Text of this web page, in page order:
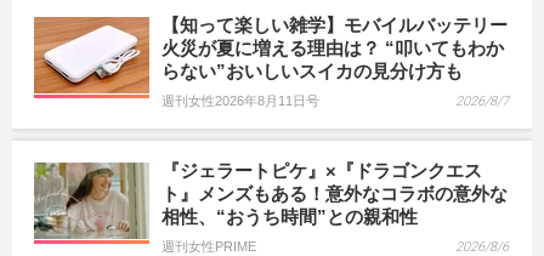
【知って楽しい雑学】モバイルバッテリー
火災が夏に増える理由は？ “叩いてもわか
らない”おいしいスイカの見分け方も
週刊女性2026年8月11日号 2026/8/7
『ジェラートピケ』×『ドラゴンクエス
ト』メンズもある！意外なコラボの意外な
相性、“おうち時間”との親和性
週刊女性PRIME 2026/8/6